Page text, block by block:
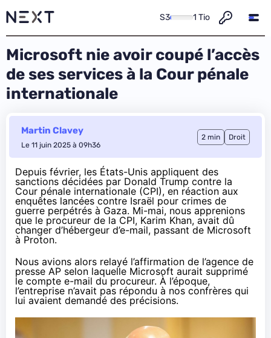
S3 1 Tio
Microsoft nie avoir coupé l’accès
de ses services à la Cour pénale
internationale
Martin Clavey
Le 11 juin 2025 à 09h36
2 min Droit
Depuis février, les États-Unis appliquent des
sanctions décidées par Donald Trump contre la
Cour pénale internationale (CPI), en réaction aux
enquêtes lancées contre Israël pour crimes de
guerre perpétrés à Gaza. Mi-mai, nous apprenions
que le procureur de la CPI, Karim Khan, avait dû
changer d’hébergeur d’e-mail, passant de Microsoft
à Proton.
Nous avions alors relayé l’affirmation de l’agence de
presse AP selon laquelle Microsoft aurait supprimé
le compte e-mail du procureur. À l’époque,
l’entreprise n’avait pas répondu à nos confrères qui
lui avaient demandé des précisions.